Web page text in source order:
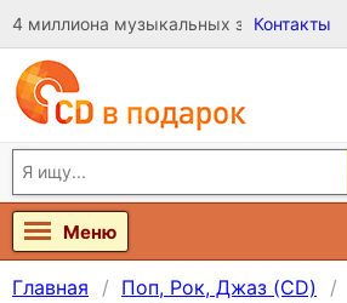
4 миллиона музыкальных записей на
Контакты
Меню
Главная Поп, Рок, Джаз (CD)